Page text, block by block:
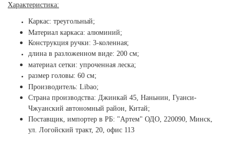
Характеристика:
Каркас: треугольный;
Материал каркаса: алюминий;
Конструкция ручки: 3-коленная;
длина в разложенном виде: 200 см;
материал сетки: упроченная леска;
размер головы: 60 см;
Производитель: Libao;
Страна производства: Джинкай 45, Наньнин, Гуанси-
Чжуанский автономный район, Китай;
Поставщик, импортер в РБ: "Артем" ОДО, 220090, Минск,
ул. Логойский тракт, 20, офис 113